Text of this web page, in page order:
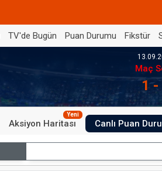
TV'de Bugün Puan Durumu Fikstür
Maç
1 -
Aksiyon Haritası
Yeni
Canlı Puan